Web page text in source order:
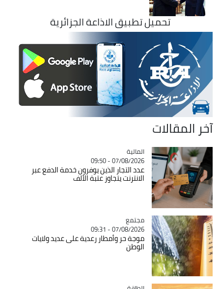
تحميل تطبيق الاذاعة الجزائرية
آخر المقالات
Catégorie
المالية
07/08/2026 - 09:50
عدد التجار الذين يوفرون خدمة الدفع عبر
الانترنت يتجاوز عتبة الألف
Catégorie
مجتمع
07/08/2026 - 09:31
موجة حر وأمطار رعدية على عديد ولايات
الوطن